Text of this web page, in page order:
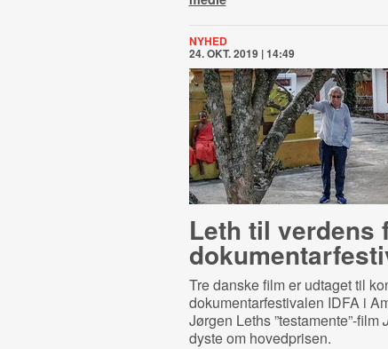
NYHED
24. OKT. 2019 | 14:49
Leth til verdens
Tre danske film er udtaget til
dokumentarfestivalen IDFA i
Jørgen Leths ”testamente”-film
dyste om hovedprisen.